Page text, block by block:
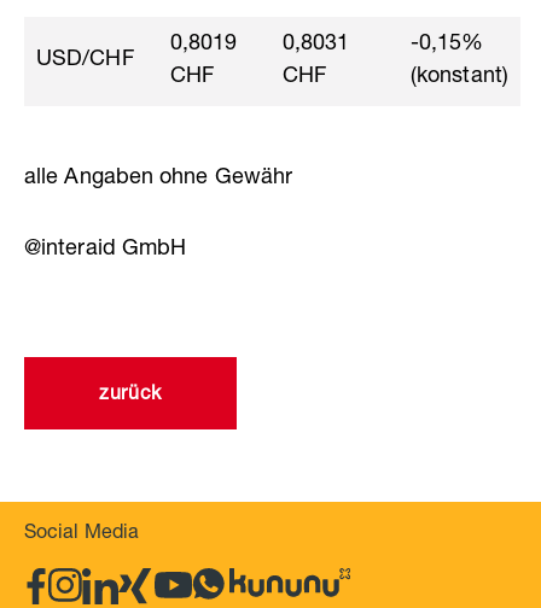
USD/CHF
0,8019
CHF
0,8031
CHF
-0,15%
(konstant)
alle Angaben ohne Gewähr
@interaid GmbH
zurück
Social Media